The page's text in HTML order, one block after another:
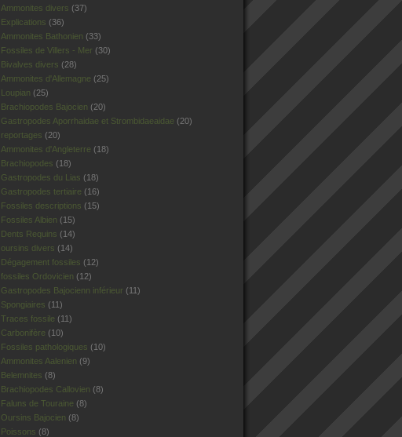
Ammonites divers (37)
Explications (36)
Ammonites Bathonien (33)
Fossiles de Villers - Mer (30)
Bivalves divers (28)
Ammonites d'Allemagne (25)
Loupian (25)
Brachiopodes Bajocien (20)
Gastropodes Aporrhaidae et Strombidaeaidae (20)
reportages (20)
Ammonites d'Angleterre (18)
Brachiopodes (18)
Gastropodes du Lias (18)
Gastropodes tertiaire (16)
Fossiles descriptions (15)
Fossiles Albien (15)
Dents Requins (14)
oursins divers (14)
Dégagement fossiles (12)
fossiles Ordovicien (12)
Gastropodes Bajocienn inférieur (11)
Spongiaires (11)
Traces fossile (11)
Carbonifère (10)
Fossiles pathologiques (10)
Ammonites Aalenien (9)
Belemnites (8)
Brachiopodes Callovien (8)
Faluns de Touraine (8)
Oursins Bajocien (8)
Poissons (8)